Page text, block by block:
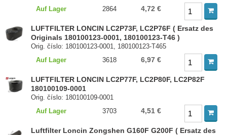
Auf Lager
2864 4,72 €
LUFTFILTER LONCIN LC2P73F, LC2P76F ( Ersatz des
Originals 180100123-0001, 180100123-T46 )
Orig. číslo: 180100123-0001, 180100123-T465
Auf Lager
3618 6,97 €
LUFTFILTER LONCIN LC2P77F, LC2P80F, LC2P82F
180100109-0001
Orig. číslo: 180100109-0001
Auf Lager
3703 4,51 €
Luftfilter Loncin Zongshen G160F G200F ( Ersatz des